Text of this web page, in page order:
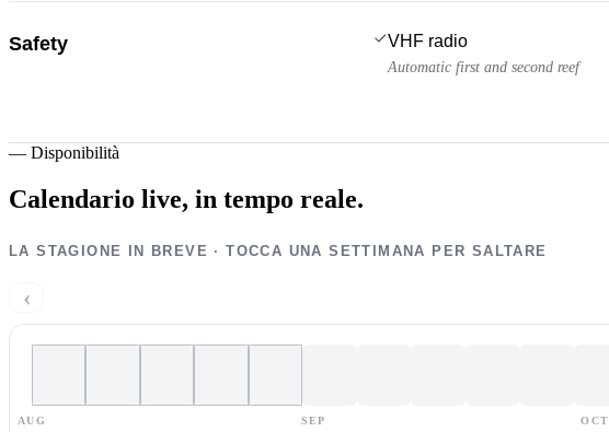
Safety VHF radio
Automatic first and second reef
— Disponibilità
Calendario live, in tempo reale.
LA STAGIONE IN BREVE · TOCCA UNA SETTIMANA PER SALTARE
‹
AUG SEP OCT